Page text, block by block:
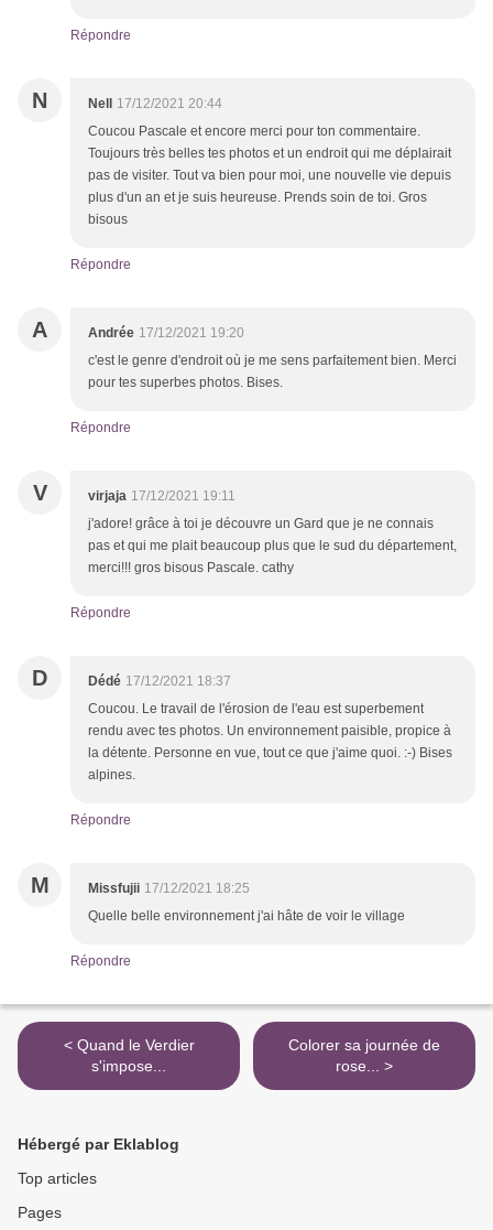
Répondre
N Nell
17/12/2021 20:44
Coucou Pascale et encore merci pour ton commentaire.
Toujours très belles tes photos et un endroit qui me déplairait
pas de visiter. Tout va bien pour moi, une nouvelle vie depuis
plus d'un an et je suis heureuse. Prends soin de toi. Gros
bisous
Répondre
A Andrée 17/12/2021 19:20
c'est le genre d'endroit où je me sens parfaitement bien. Merci
pour tes superbes photos. Bises.
Répondre
V virjaja 17/12/2021 19:11
j'adore! grâce à toi je découvre un Gard que je ne connais
pas et qui me plait beaucoup plus que le sud du département,
merci!!! gros bisous Pascale. cathy
Répondre
D Dédé 17/12/2021 18:37
Coucou. Le travail de l'érosion de l'eau est superbement
rendu avec tes photos. Un environnement paisible, propice à
la détente. Personne en vue, tout ce que j'aime quoi. :-) Bises
alpines.
Répondre
M Missfujii 17/12/2021 18:25
Quelle belle environnement j'ai hâte de voir le village
Répondre
< Quand le Verdier
s'impose...
Colorer sa journée de
rose... >
Hébergé par Eklablog
Top articles
Pages